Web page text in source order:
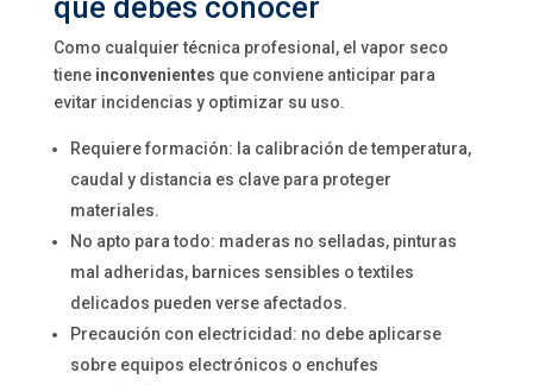
que debes conocer
Como cualquier técnica profesional, el vapor seco
tiene inconvenientes que conviene anticipar para
evitar incidencias y optimizar su uso.
Requiere formación: la calibración de temperatura,
caudal y distancia es clave para proteger
materiales.
No apto para todo: maderas no selladas, pinturas
mal adheridas, barnices sensibles o textiles
delicados pueden verse afectados.
Precaución con electricidad: no debe aplicarse
sobre equipos electrónicos o enchufes